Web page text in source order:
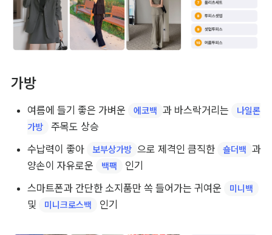
가방
여름에 들기 좋은 가벼운 에코백 과 바스락거리는
나일론
가방
주목도 상승
수납력이 좋아
보부상가방 으로 제격인 큼직한 숄더백 과
양손이 자유로운
백팩
인기
스마트폰과 간단한 소지품만 쏙 들어가는 귀여운
미니백
및 미니크로스백 인기